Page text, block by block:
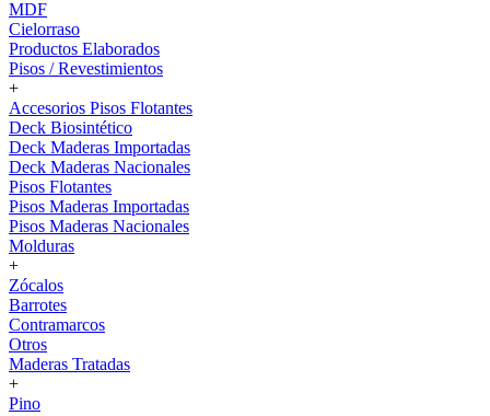
MDF
Cielorraso
Productos Elaborados
Pisos / Revestimientos
+
Accesorios Pisos Flotantes
Deck Biosintético
Deck Maderas Importadas
Deck Maderas Nacionales
Pisos Flotantes
Pisos Maderas Importadas
Pisos Maderas Nacionales
Molduras
+
Zócalos
Barrotes
Contramarcos
Otros
Maderas Tratadas
+
Pino